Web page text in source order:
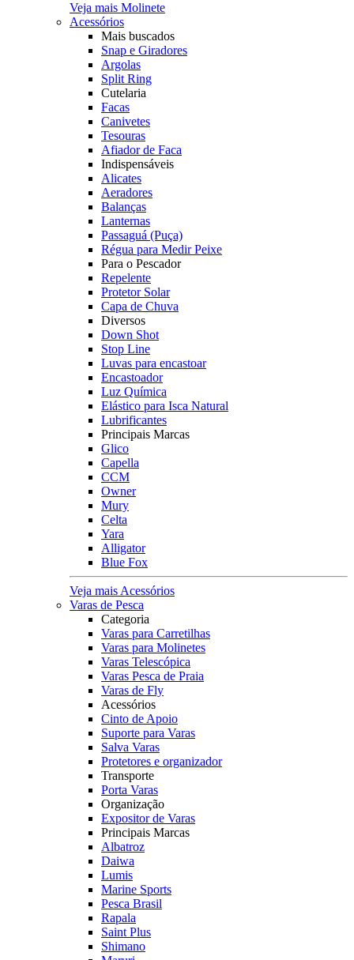
Veja mais Molinete
Acessórios
Mais buscados
Snap e Giradores
Argolas
Split Ring
Cutelaria
Facas
Canivetes
Tesouras
Afiador de Faca
Indispensáveis
Alicates
Aeradores
Balanças
Lanternas
Passaguá (Puça)
Régua para Medir Peixe
Para o Pescador
Repelente
Protetor Solar
Capa de Chuva
Diversos
Down Shot
Stop Line
Luvas para encastoar
Encastoador
Luz Química
Elástico para Isca Natural
Lubrificantes
Principais Marcas
Glico
Capella
CCM
Owner
Mury
Celta
Yara
Alligator
Blue Fox
Veja mais Acessórios
Varas de Pesca
Categoria
Varas para Carretilhas
Varas para Molinetes
Varas Telescópica
Varas Pesca de Praia
Varas de Fly
Acessórios
Cinto de Apoio
Suporte para Varas
Salva Varas
Protetores e organizador
Transporte
Porta Varas
Organização
Expositor de Varas
Principais Marcas
Albatroz
Daiwa
Lumis
Marine Sports
Pesca Brasil
Rapala
Saint Plus
Shimano